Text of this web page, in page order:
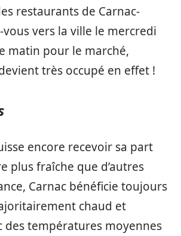
restaurants de Carnac-
vous vers la ville le mercredi
matin pour le marché,
très occupé en effet !
encore recevoir sa part
plus fraîche que d’autres
Carnac bénéficie toujours
chaud et
des températures moyennes